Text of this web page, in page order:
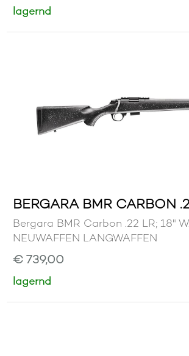
lagernd
BERGARA BMR CARBON
Bergara BMR Carbon .22 LR; 18"
NEUWAFFEN LANGWAFFEN
€ 739,00
lagernd